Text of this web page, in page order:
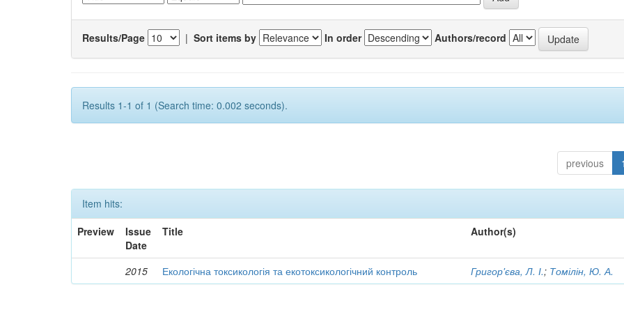
Results/Page | Sort items by In order Authors/record
Results 1-1 of 1 (Search time: 0.002 seconds).
previous 1
Item hits:
Preview
Issue
Date
Title Author(s)
2015 Екологічна токсикологія та екотоксикологічний контроль Григор'єва, Л. І.; Томілін, Ю. А.